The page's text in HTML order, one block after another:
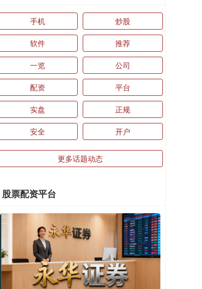
手机 炒股
软件 推荐
一览 公司
配资 平台
实盘 正规
安全 开户
更多话题动态
股票配资平台
炒股杠杆：风险与收益的双刃剑